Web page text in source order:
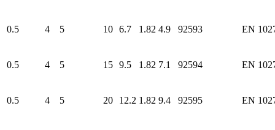
0.5 4 5 10 6.7 1.82 4.9 92593 EN
0.5 4 5 15 9.5 1.82 7.1 92594 EN
0.5 4 5 20 12.2 1.82 9.4 92595 EN